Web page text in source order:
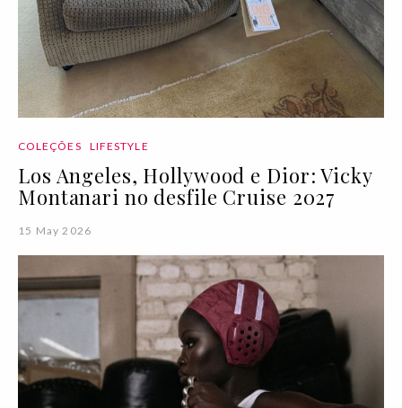
COLEÇÕES LIFESTYLE
Los Angeles, Hollywood e Dior: Vicky
Montanari no desfile Cruise 2027
15 May 2026